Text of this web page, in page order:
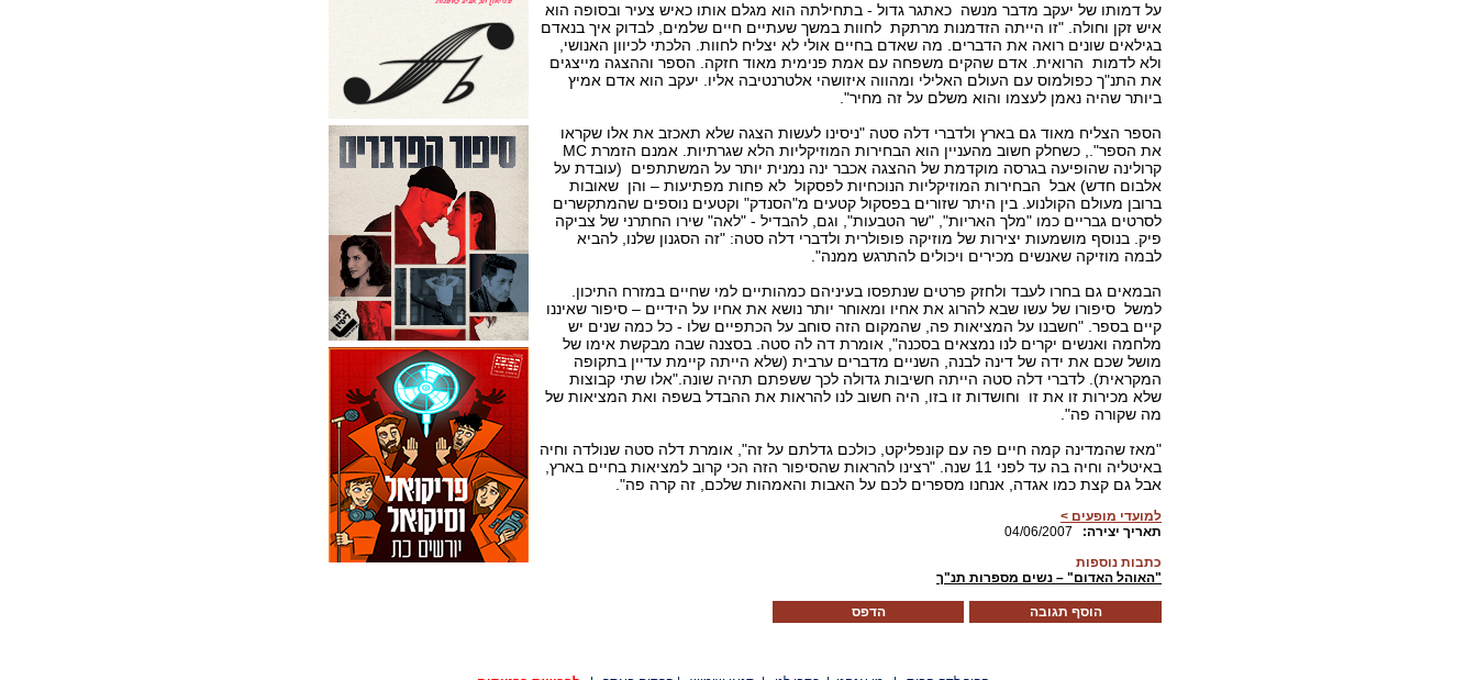
על דמותו של יעקב מדבר מנשה כאתגר גדול - בתחילתה הוא מגלם אותו כאיש צעיר ובסופה הוא
איש זקן וחולה. "זו הייתה הזדמנות מרתקת לחוות במשך שעתיים חיים שלמים, לבדוק איך בנאדם
בגילאים שונים רואה את הדברים. מה שאדם בחיים אולי לא יצליח לחוות. הלכתי לכיוון האנושי,
ולא לדמות הרואית. אדם שהקים משפחה עם אמת פנימית מאוד חזקה. הספר וההצגה מייצגים
את התנ"ך כפולמוס עם העולם האלילי ומהווה איזושהי אלטרנטיבה אליו. יעקב הוא אדם אמיץ
ביותר שהיה נאמן לעצמו והוא משלם על זה מחיר".
הספר הצליח מאוד גם בארץ ולדברי דלה סטה "ניסינו לעשות הצגה שלא תאכזב את אלו שקראו
את הספר"., כשחלק חשוב מהעניין הוא הבחירות המוזיקליות הלא שגרתיות. אמנם הזמרת MC
קרולינה שהופיעה בגרסה מוקדמת של ההצגה אכבר ינה נמנית יותר על המשתתפים (עובדת על
אלבום חדש) אבל הבחירות המוזיקליות הנוכחיות לפסקול לא פחות מפתיעות – והן שאובות
ברובן מעולם הקולנוע. בין היתר שזורים בפסקול קטעים מ"הסנדק" וקטעים נוספים שהמתקשרים
לסרטים גבריים כמו "מלך האריות", "שר הטבעות", וגם, להבדיל - "לאה" שירו החתרני של צביקה
פיק. בנוסף מושמעות יצירות של מוזיקה פופולרית ולדברי דלה סטה: "זה הסגנון שלנו, להביא
לבמה מוזיקה שאנשים מכירים ויכולים להתרגש ממנה".
הבמאים גם בחרו לעבד ולחזק פרטים שנתפסו בעיניהם כמהותיים למי שחיים במזרח התיכון.
למשל סיפורו של עשו שבא להרוג את אחיו ומאוחר יותר נושא את אחיו על הידיים – סיפור שאיננו
קיים בספר. "חשבנו על המציאות פה, שהמקום הזה סוחב על הכתפיים שלו - כל כמה שנים יש
מלחמה ואנשים יקרים לנו נמצאים בסכנה", אומרת דה לה סטה. בסצנה שבה מבקשת אימו של
מושל שכם את ידה של דינה לבנה, השניים מדברים ערבית (שלא הייתה קיימת עדיין בתקופה
המקראית). לדברי דלה סטה הייתה חשיבות גדולה לכך ששפתם תהיה שונה."אלו שתי קבוצות
שלא מכירות זו את זו וחושדות זו בזו, היה חשוב לנו להראות את ההבדל בשפה ואת המציאות של
מה שקורה פה".
"מאז שהמדינה קמה חיים פה עם קונפליקט, כולכם גדלתם על זה", אומרת דלה סטה שנולדה וחיה
באיטליה וחיה בה עד לפני 11 שנה. "רצינו להראות שהסיפור הזה הכי קרוב למציאות בחיים בארץ,
אבל גם קצת כמו אגדה, אנחנו מספרים לכם על האבות והאמהות שלכם, זה קרה פה".
למועדי מופעים >
04/06/2007
:תאריך יצירה
כתבות נוספות
"האוהל האדום" – נשים מספרות תנ"ך
הדפס הוסף תגובה